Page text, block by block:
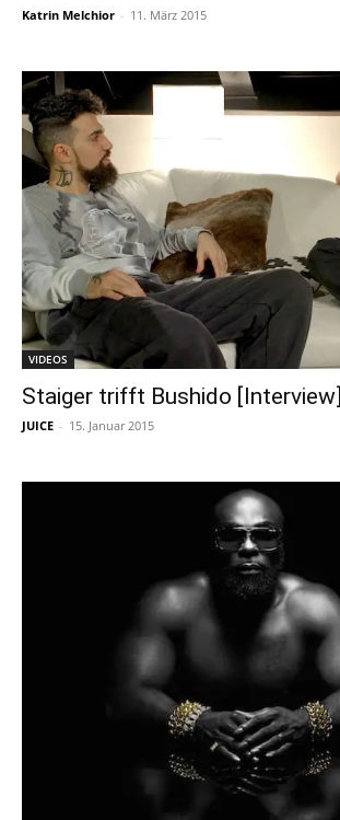
Katrin Melchior - 11. März 2015
VIDEOS
Staiger trifft Bushido [Interview]
JUICE - 15. Januar 2015